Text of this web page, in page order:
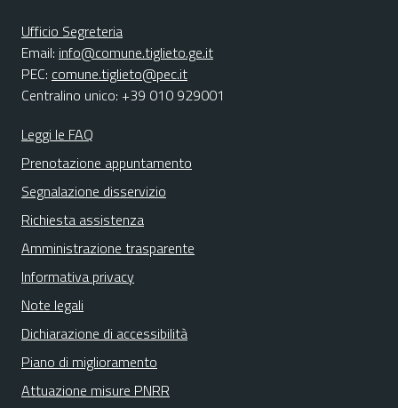
Ufficio Segreteria
Email: info@comune.tiglieto.ge.it
PEC: comune.tiglieto@pec.it
Centralino unico: +39 010 929001
Leggi le FAQ
Prenotazione appuntamento
Segnalazione disservizio
Richiesta assistenza
Amministrazione trasparente
Informativa privacy
Note legali
Dichiarazione di accessibilità
Piano di miglioramento
Attuazione misure PNRR